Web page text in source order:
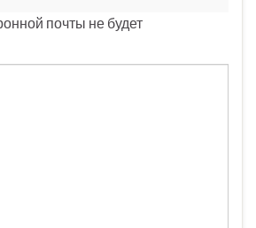
почты не будет